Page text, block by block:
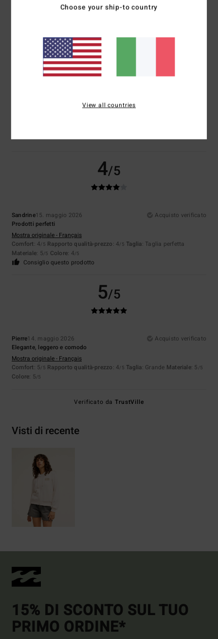
Taglia
Colore
4/5
Sandrine15. maggio 2026
Acquisto verificato
Prodotti perfetti
Mostra originale - Français
Comfort: 4/5 Rapporto qualità-prezzo: 4/5 Taglia: Taglia perfetta
Materiale: 5/5 Colore: 4/5
Consiglio questo prodotto
5/5
Pierre14. maggio 2026
Acquisto verificato
Elegante, leggero e comodo
Mostra originale - Français
Comfort: 5/5 Rapporto qualità-prezzo: 4/5 Taglia: Grande Materiale: 5 /5
Colore: 5/5
Verificato daTrustVille
Visti di recente
15% DI SCONTO SUL TUO
PRIMO ORDINE*
Choose your ship-to country
View all countries